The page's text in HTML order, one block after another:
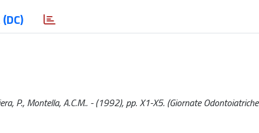
P., Montella, A.C.M.. - (1992), pp. X1-X5. (Giornate Odontoiatriche